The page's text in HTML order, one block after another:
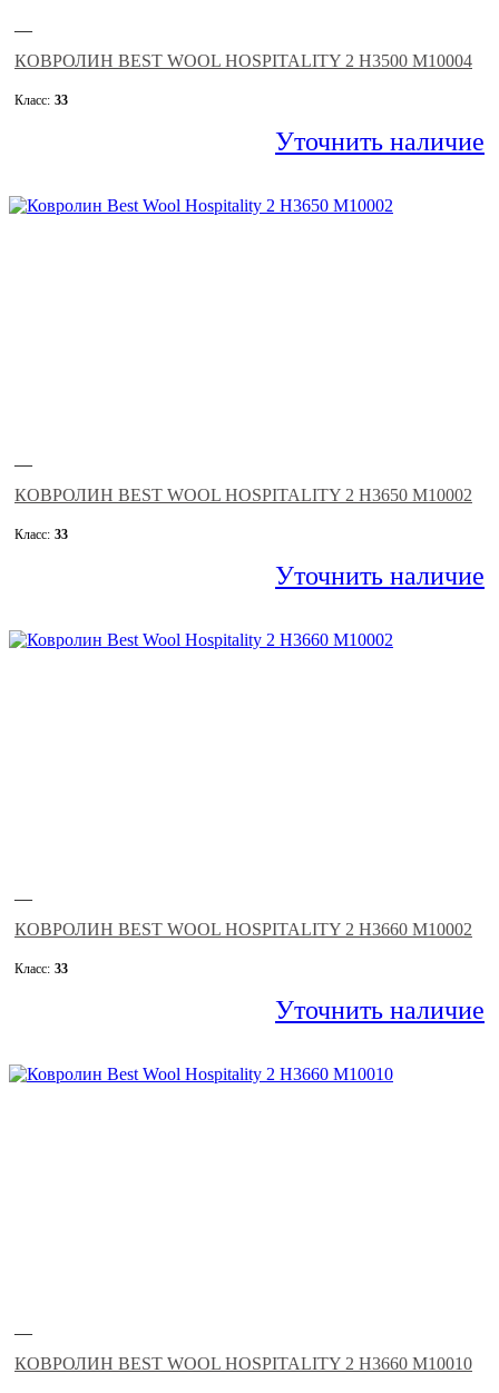
—
КОВРОЛИН BEST WOOL HOSPITALITY 2 H3500 M10004
Класс: 33
Уточнить наличие
—
КОВРОЛИН BEST WOOL HOSPITALITY 2 H3650 M10002
Класс: 33
Уточнить наличие
—
КОВРОЛИН BEST WOOL HOSPITALITY 2 H3660 M10002
Класс: 33
Уточнить наличие
—
КОВРОЛИН BEST WOOL HOSPITALITY 2 H3660 M10010